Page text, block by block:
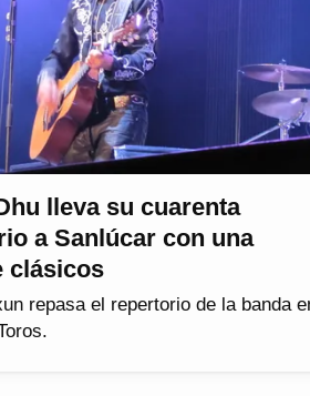
lleva su cuarenta
a Sanlúcar con una
clásicos
repasa el repertorio de la banda